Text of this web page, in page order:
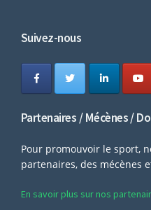
Suivez-nous
Partenaires / Mécènes /
Pour promouvoir le sport,
partenaires, des mécènes
En savoir plus sur nos